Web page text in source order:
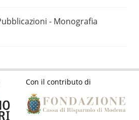
- Monografia
Con il contributo di